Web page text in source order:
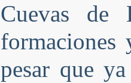
Cuevas de
formaciones
pesar que